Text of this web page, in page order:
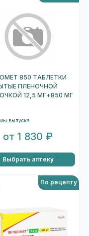
850 ТАБЛЕТКИ
ПЛЕНОЧНОЙ
12,5 МГ+850 МГ
выпуска
от 1 830 ₽
Выбрать аптеку
По рецепту